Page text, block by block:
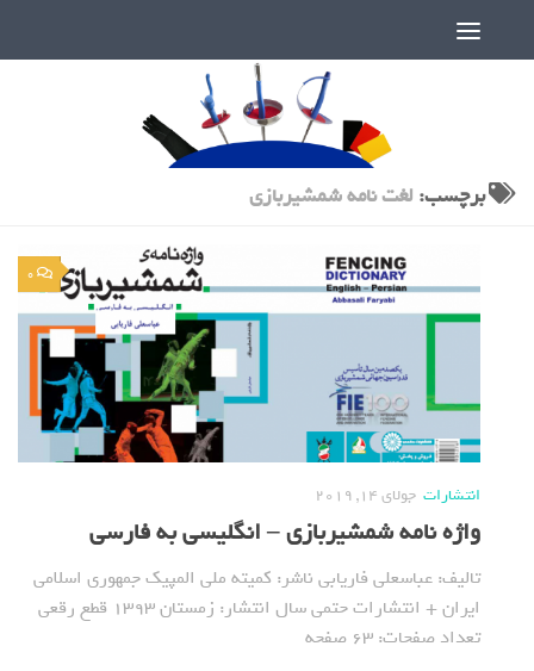
برچسب:لغت نامه شمشیربازی
0
انتشارات جولای 14, 2019
واژه نامه شمشیربازی – انگلیسی به فارسی
تالیف: عباسعلی فاریابی ناشر: کمیته ملی المپیک جمهوری اسلامی
ایران + انتشارات حتمی سال انتشار: زمستان 1393 قطع رقعی
تعداد صفحات: 63 صفحه